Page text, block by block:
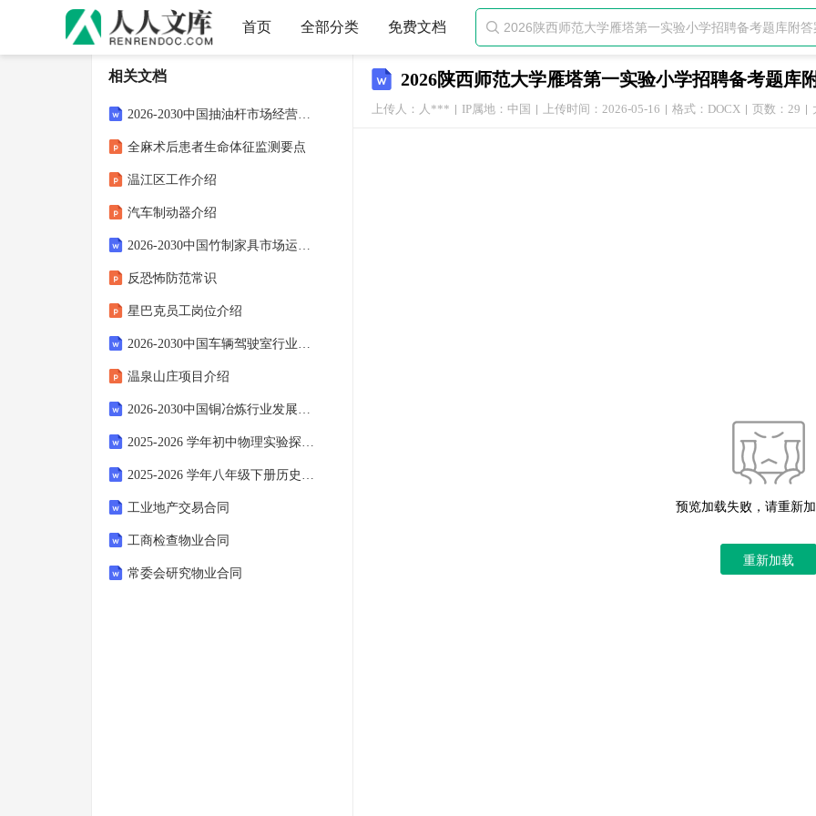
首页 全部分类 免费文档 
2026陕西师范大学雁塔第一实验小学招聘备考题库
上传人：人*** IP属地：中国 上传时间：2026-05-16 格式：DOCX 页数：29
预览加载失败，请重新
重新加载
相关文档
2026-2030中国抽油杆市场经营模式分析与供需现状调研研究报告
全麻术后患者生命体征监测要点
温江区工作介绍
汽车制动器介绍
2026-2030中国竹制家具市场运营现状调研及前景产销占有率分析研究报告
反恐怖防范常识
星巴克员工岗位介绍
2026-2030中国车辆驾驶室行业市场运营模式及未来发展动向预测研究报告
温泉山庄项目介绍
2026-2030中国铜冶炼行业发展现状及应用需求现状分析研究报告
2025-2026 学年初中物理实验探究必考题型卷含答案
2025-2026 学年八年级下册历史同步素养达标练习卷含答案
工业地产交易合同
工商检查物业合同
常委会研究物业合同